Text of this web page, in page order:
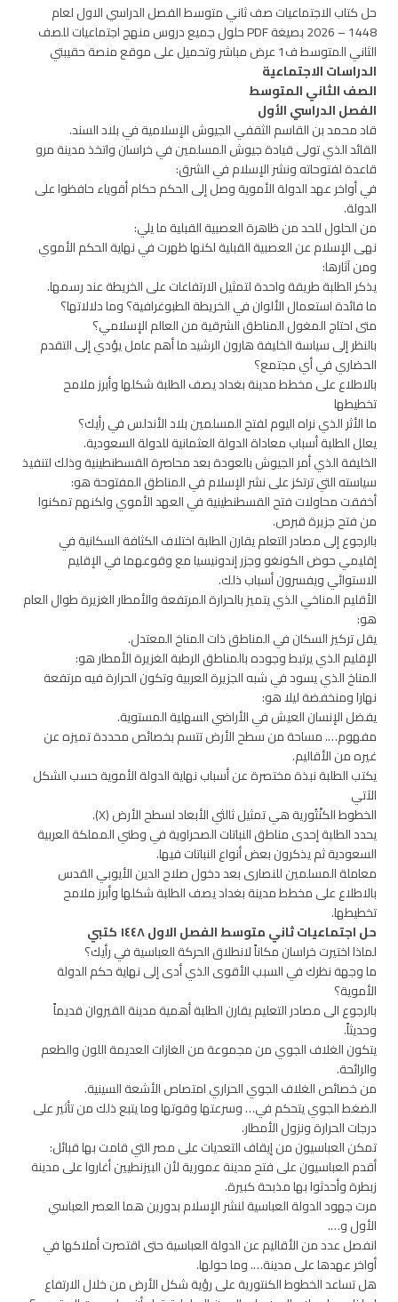
حل كتاب الاجتماعيات صف ثاني متوسط الفصل الدراسي الاول لعام
1448 – 2026 بصيغة PDF حلول جميع دروس منهج اجتماعيات للصف
الثاني المتوسط ف1 عرض مباشر وتحميل على موقع منصة حقيبتي
الدراسات الاجتماعية
الصف الثاني المتوسط
الفصل الدراسي الأول
قاد محمد بن القاسم الثقفي الجيوش الإسلامية في بلاد السند.
القائد الذي تولى قيادة جيوش المسلمين في خراسان واتخذ مدينة مرو
قاعدة لفتوحاته ونشر الإسلام في الشرق:
في أواخر عهد الدولة الأموية وصل إلى الحكم حكام أقوياء حافظوا على
الدولة.
من الحلول للحد من ظاهرة العصبية القبلية ما يلي:
نهى الإسلام عن العصبية القبلية لكنها ظهرت في نهاية الحكم الأموي
ومن آثارها:
يذكر الطلبة طريقة واحدة لتمثيل الارتفاعات على الخريطة عند رسمها.
ما فائدة استعمال الألوان في الخريطة الطبوغرافية؟ وما دلالاتها؟
متى احتاج المغول المناطق الشرقية من العالم الإسلامي؟
بالنظر إلى سياسة الخليفة هارون الرشيد ما أهم عامل يؤدي إلى التقدم
الحضاري في أي مجتمع؟
بالاطلاع على مخطط مدينة بغداد يصف الطلبة شكلها وأبرز ملامح
تخطيطها
ما الأثر الذي نراه اليوم لفتح المسلمين بلاد الأندلس في رأيك؟
يعلل الطلبة أسباب معاداة الدولة العثمانية للدولة السعودية.
الخليفة الذي أمر الجيوش بالعودة بعد محاصرة القسطنطينية وذلك لتنفيذ
سياسته التي ترتكز على نشر الإسلام في المناطق المفتوحة هو:
أخفقت محاولات فتح القسطنطينية في العهد الأموي ولكنهم تمكنوا
من فتح جزيرة قبرص.
بالرجوع إلى مصادر التعلم يقارن الطلبة اختلاف الكثافة السكانية في
إقليمي حوض الكونغو وجزر إندونيسيا مع وقوعهما في الإقليم
الاستوائي ويفسرون أسباب ذلك.
الأقليم المناخي الذي يتميز بالحرارة المرتفعة والأمطار الغزيرة طوال العام
هو:
يقل تركيز السكان في المناطق ذات المناخ المعتدل.
الإقليم الذي يرتبط وجوده بالمناطق الرطبة الغزيرة الأمطار هو:
المناخ الذي يسود في شبه الجزيرة العربية وتكون الحرارة فيه مرتفعة
نهارا ومنخفضة ليلا هو:
يفضل الإنسان العيش في الأراضي السهلية المستوية.
مفهوم…. مساحة من سطح الأرض تتسم بخصائص محددة تميزه عن
غيره من الأقاليم.
يكتب الطلبة نبذة مختصرة عن أسباب نهاية الدولة الأموية حسب الشكل
الآتي
الخطوط الكنْتُورية هي تمثيل ثالثي الأبعاد لسطح الأرض (X).
يحدد الطلبة إحدى مناطق النباتات الصحراوية في وطني المملكة العربية
السعودية ثم يذكرون بعض أنواع النباتات فيها.
معاملة المسلمين للنصارى بعد دخول صلاح الدين الأيوبي القدس
بالاطلاع على مخطط مدينة بغداد يصف الطلبة شكلها وأبرز ملامح
تخطيطها.
حل اجتماعيات ثاني متوسط الفصل الاول ١٤٤٨ كتبي
لماذا اختيرت خراسان مكاناً لانطلاق الحركة العباسية في رأيك؟
ما وجهة نظرك في السبب الأقوى الذي أدى إلى نهاية حكم الدولة
الأموية؟
بالرجوع الى مصادر التعليم يقارن الطلبة أهمية مدينة القيروان قديماً
وحديثاً.
يتكون الغلاف الجوي من مجموعة من الغازات العديمة اللون والطعم
والرائحة.
من خصائص الغلاف الجوي الحراري امتصاص الأشعة السينية.
الضغط الجوي يتحكم في… وسرعتها وقوتها وما يتبع ذلك من تأثير على
درجات الحرارة ونزول الأمطار.
تمكن العباسيون من إيقاف التعديات على مصر التي قامت بها قبائل:
أقدم العباسيون على فتح مدينة عمورية لأن البيزنطيين أغاروا على مدينة
زبطرة وأحدثوا بها مذبحة كبيرة.
مرت جهود الدولة العباسية لنشر الإسلام بدورين هما العصر العباسي
الأول و….
انفصل عدد من الأقاليم عن الدولة العباسية حتى اقتصرت أملاكها في
أواخر عهدها على مدينة…. وما حولها.
هل تساعد الخطوط الكنتورية على رؤية شكل الأرض من خلال الارتفاع